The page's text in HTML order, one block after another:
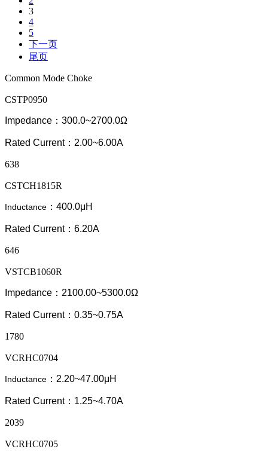
3
4
5
下一页
尾页
Common Mode Choke
CSTP0950
Impedance：300.0~2700.0Ω
Rated Current：2.00~6.00A
638
CSTCH1815R
Inductance ：400.0μH
Rated Current：6.20A
646
VSTCB1060R
Impedance：2100.00~5300.0Ω
Rated Current：0.35~0.75A
1780
VCRHC0704
Inductance ：2.20~47.00μH
Rated Current：1.25~4.70A
2039
VCRHC0705